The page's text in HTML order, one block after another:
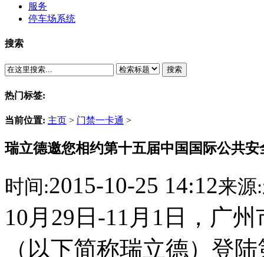
服务
停车场系统
搜索
搜索
热门标签:
当前位置: 主页 > 门禁一卡通 >
瑞立德邀您相约第十五届中国国际公共安
时间:2015-10-25 14:12来源:
10月29日-11月1日，广
（以下简称瑞立德）登